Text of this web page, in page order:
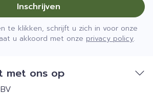
Inschrijven
te klikken, schrijft u zich in voor onze
u akkoord met onze privacy policy.
met ons op